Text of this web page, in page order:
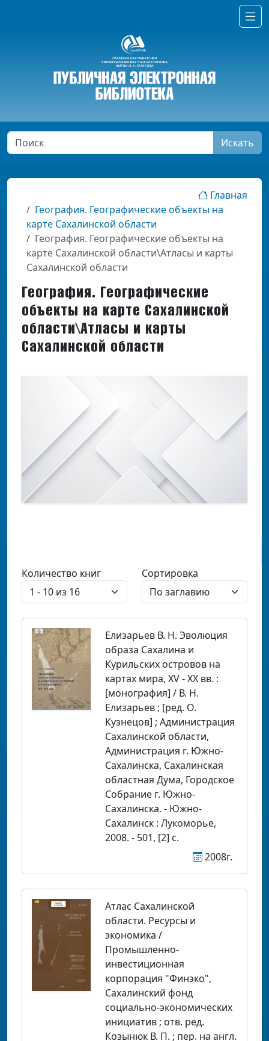
Искать
Главная
География. Географические объекты на
карте Сахалинской области
География. Географические объекты на
карте Сахалинской области\Атласы и карты
Сахалинской области
География. Географические
объекты на карте Сахалинской
области\Атласы и карты
Сахалинской области
Количество книг Сортировка
Елизарьев В. Н. Эволюция
образа Сахалина и
Курильских островов на
картах мира, XV - XX вв. :
[монография] / В. Н.
Елизарьев ; [ред. О.
Кузнецов] ; Администрация
Сахалинской области,
Администрация г. Южно-
Сахалинска, Сахалинская
областная Дума, Городское
Собрание г. Южно-
Сахалинска. - Южно-
Сахалинск : Лукоморье,
2008. - 501, [2] с.
2008г.
Атлас Сахалинской
области. Ресурсы и
экономика /
Промышленно-
инвестиционная
корпорация "Финэко",
Сахалинский фонд
социально-экономических
инициатив ; отв. ред.
Козынюк В. П. ; пер. на англ.